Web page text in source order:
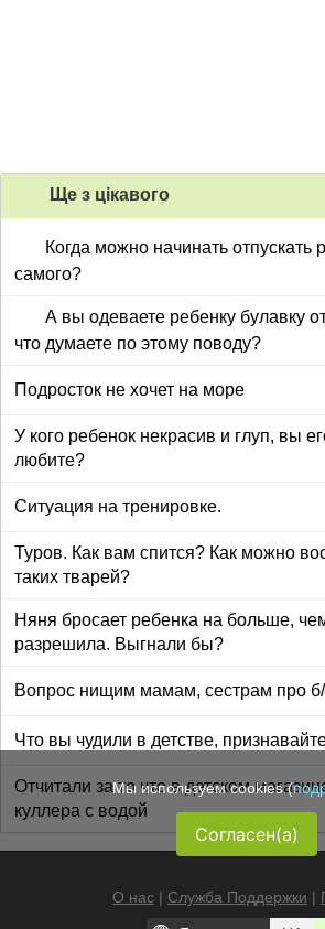
Ще з цiкавого
Когда можно начинать отпускать
самого?
А вы одеваете ребенку булавку
что думаете по этому поводу?
Подросток не хочет на море
У кого ребенок некрасив и глуп, вы
любите?
Ситуация на тренировке.
Туров. Как вам спится? Как можно
таких тварей?
Няня бросает ребенка на больше,
разрешила. Выгнали бы?
Вопрос нищим мамам, сестрам про
Что вы чудили в детстве,
Отчитали за то что в детском
куллера с водой
О нас | Служба Поддержки |
Мы используем cookies (
Согласен(а)